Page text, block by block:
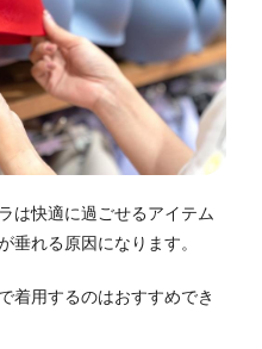
は快適に過ごせるアイテム
垂れる原因になります。
着用するのはおすすめでき